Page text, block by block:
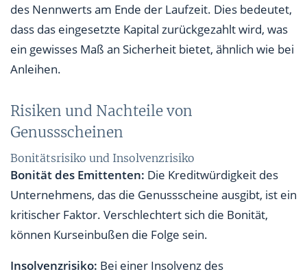
des Nennwerts am Ende der Laufzeit. Dies bedeutet,
dass das eingesetzte Kapital zurückgezahlt wird, was
ein gewisses Maß an Sicherheit bietet, ähnlich wie bei
Anleihen.
Risiken und Nachteile von
Genussscheinen
Bonitätsrisiko und Insolvenzrisiko
Bonität des Emittenten: Die Kreditwürdigkeit des
Unternehmens, das die Genussscheine ausgibt, ist ein
kritischer Faktor. Verschlechtert sich die Bonität,
können Kurseinbußen die Folge sein.
Insolvenzrisiko: Bei einer Insolvenz des